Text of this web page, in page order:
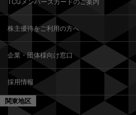
株主優待をご利用の方へ
企業・団体様向け窓口
採用情報
関東地区